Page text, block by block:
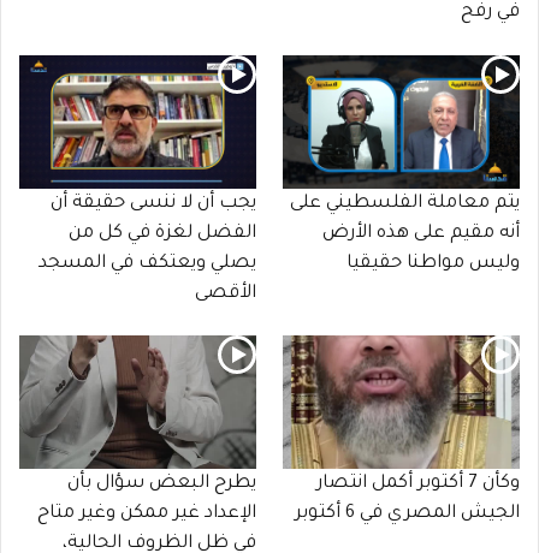
في رفح
يتم معاملة الفلسطيني على
أنه مقيم على هذه الأرض
وليس مواطنا حقيقيا
يجب أن لا ننسى حقيقة أن
الفضل لغزة في كل من
يصلي ويعتكف في المسجد
الأقصى
وكأن 7 أكتوبر أكمل انتصار
الجيش المصري في 6 أكتوبر
يطرح البعض سؤال بأن
الإعداد غير ممكن وغير متاح
في ظل الظروف الحالية،